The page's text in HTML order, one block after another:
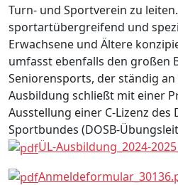
Turn- und Sportverein zu
sportartübergreifend und
Erwachsene und Ältere
umfasst ebenfalls den großen
Seniorensports, der ständig
Ausbildung schließt mit einer
Ausstellung einer C-Lizenz des
Sportbundes (DOSB-
ÜL-Ausbildung_2024-